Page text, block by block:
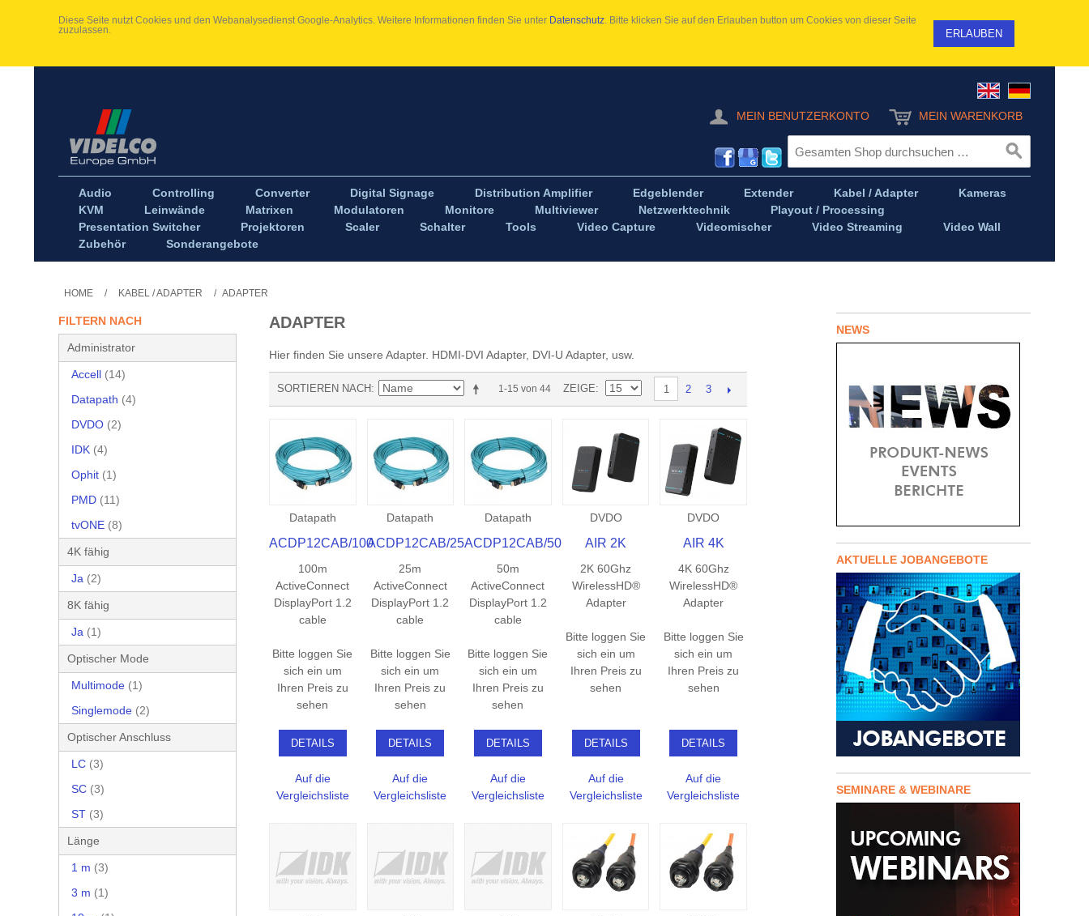
Diese Seite nutzt Cookies und den Webanalysedienst Google-Analytics. Weitere Informationen finden Sie unter Datenschutz . Bitte klicken Sie auf den Erlauben button um Cookies von dieser Seite
zuzulassen.
ERLAUBEN
MEIN BENUTZERKONTO MEIN WARENKORB
Audio Controlling Converter Digital Signage Distribution Amplifier Edgeblender Extender Kabel / Adapter
Kameras
KVM
Leinwände Matrixen Modulatoren Monitore Multiviewer Netzwerktechnik
Playout / Processing
Presentation Switcher
Projektoren Scaler Schalter Tools Video Capture Videomischer Video Streaming
Video Wall
Zubehör
Sonderangebote
HOME / KABEL / ADAPTER / ADAPTER
FILTERN NACH
Administrator
Accell (14)
Datapath (4)
DVDO (2)
IDK (4)
Ophit (1)
PMD (11)
tvONE (8)
4K fähig
Ja (2)
8K fähig
Ja (1)
Optischer Mode
Multimode (1)
Singlemode (2)
Optischer Anschluss
LC (3)
SC (3)
ST (3)
Länge
1 m (3)
3 m (1)
ADAPTER
Hier finden Sie unsere Adapter. HDMI-DVI Adapter, DVI-U Adapter, usw.
SORTIEREN NACH 1-15 von 44 ZEIGE 1 2 3
Datapath
ACDP12CAB/100
100m
ActiveConnect
DisplayPort 1.2
cable
Bitte loggen Sie
sich ein um
Ihren Preis zu
sehen
DETAILS
Auf die
Vergleichsliste
Datapath
ACDP12CAB/25
25m
ActiveConnect
DisplayPort 1.2
cable
Bitte loggen Sie
sich ein um
Ihren Preis zu
sehen
DETAILS
Auf die
Vergleichsliste
Datapath
ACDP12CAB/50
50m
ActiveConnect
DisplayPort 1.2
cable
Bitte loggen Sie
sich ein um
Ihren Preis zu
sehen
DETAILS
Auf die
Vergleichsliste
DVDO
AIR 2K
2K 60Ghz
WirelessHD®
Adapter
Bitte loggen Sie
sich ein um
Ihren Preis zu
sehen
DETAILS
Auf die
Vergleichsliste
DVDO
AIR 4K
4K 60Ghz
WirelessHD®
Adapter
Bitte loggen Sie
sich ein um
Ihren Preis zu
sehen
DETAILS
Auf die
Vergleichsliste
NEWS
AKTUELLE JOBANGEBOTE
SEMINARE & WEBINARE